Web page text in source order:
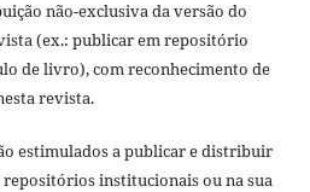
não-exclusiva da versão do
(ex.: publicar em repositório
de livro), com reconhecimento de
revista.
estimulados a publicar e distribuir
institucionais ou na sua